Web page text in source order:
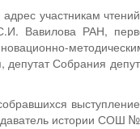
участникам
Вавилова РАН,
депутат Собрания
истории СОШ